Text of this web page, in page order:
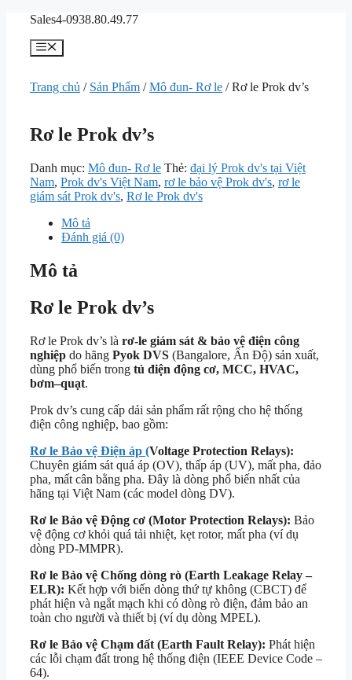
Chuyển
dung
Sales4-0938.80.49.77
Menu
Trang chủ / Sản Phẩm /Mô đun- Rơ le / Rơ le Prok dv’s
Rơ le Prok dv’s
Danh mục: Mô đun- Rơ le Thẻ: đại lý Prok dv's tại Việt
Nam, Prok dv's Việt Nam, rơ le bảo vệ Prok dv's, rơ le
giám sát Prok dv's, Rơ le Prok dv's
Mô tả
Đánh giá (0)
Mô tả
Rơ le Prok dv’s
Rơ le Prok dv’s là rơ-le giám sát & bảo vệ điện công
nghiệp do hãng Pyok DVS (Bangalore, Ấn Độ) sản xuất,
dùng phổ biến trong tủ điện động cơ, MCC, HVAC,
bơm–quạt.
Prok dv’s cung cấp dải sản phẩm rất rộng cho hệ thống
điện công nghiệp, bao gồm:
Rơ le Bảo vệ Điện áp (Voltage Protection Relays):
Chuyên giám sát quá áp (OV), thấp áp (UV), mất pha, đảo
pha, mất cân bằng pha. Đây là dòng phổ biến nhất của
hãng tại Việt Nam (các model dòng DV).
Rơ le Bảo vệ Động cơ (Motor Protection Relays): Bảo
vệ động cơ khỏi quá tải nhiệt, kẹt rotor, mất pha (ví dụ
dòng PD-MMPR).
Rơ le Bảo vệ Chống dòng rò (Earth Leakage Relay –
ELR): Kết hợp với biến dòng thứ tự không (CBCT) để
phát hiện và ngắt mạch khi có dòng rò điện, đảm bảo an
toàn cho người và thiết bị (ví dụ dòng MPEL).
Rơ le Bảo vệ Chạm đất (Earth Fault Relay): Phát hiện
các lỗi chạm đất trong hệ thống điện (IEEE Device Code –
64).